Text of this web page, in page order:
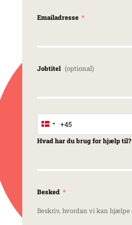
Emailadresse
Jobtitel
Denmark +45
+45
Hvad har du brug for hjælp til?
Besked